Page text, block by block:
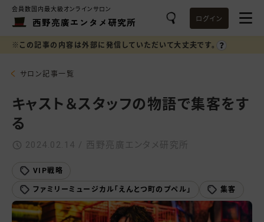
会員数国内最大級オンラインサロン
西野亮廣エンタメ研究所 ログイン
※この記事の内容は外部に発信していただいて大丈夫です。
サロン記事一覧
キャスト＆スタッフの物語で集客をす
る
2024.02.14 / 西野亮廣エンタメ研究所
VIP戦略
ファミリーミュージカル「えんとつ町のプペル」 集客